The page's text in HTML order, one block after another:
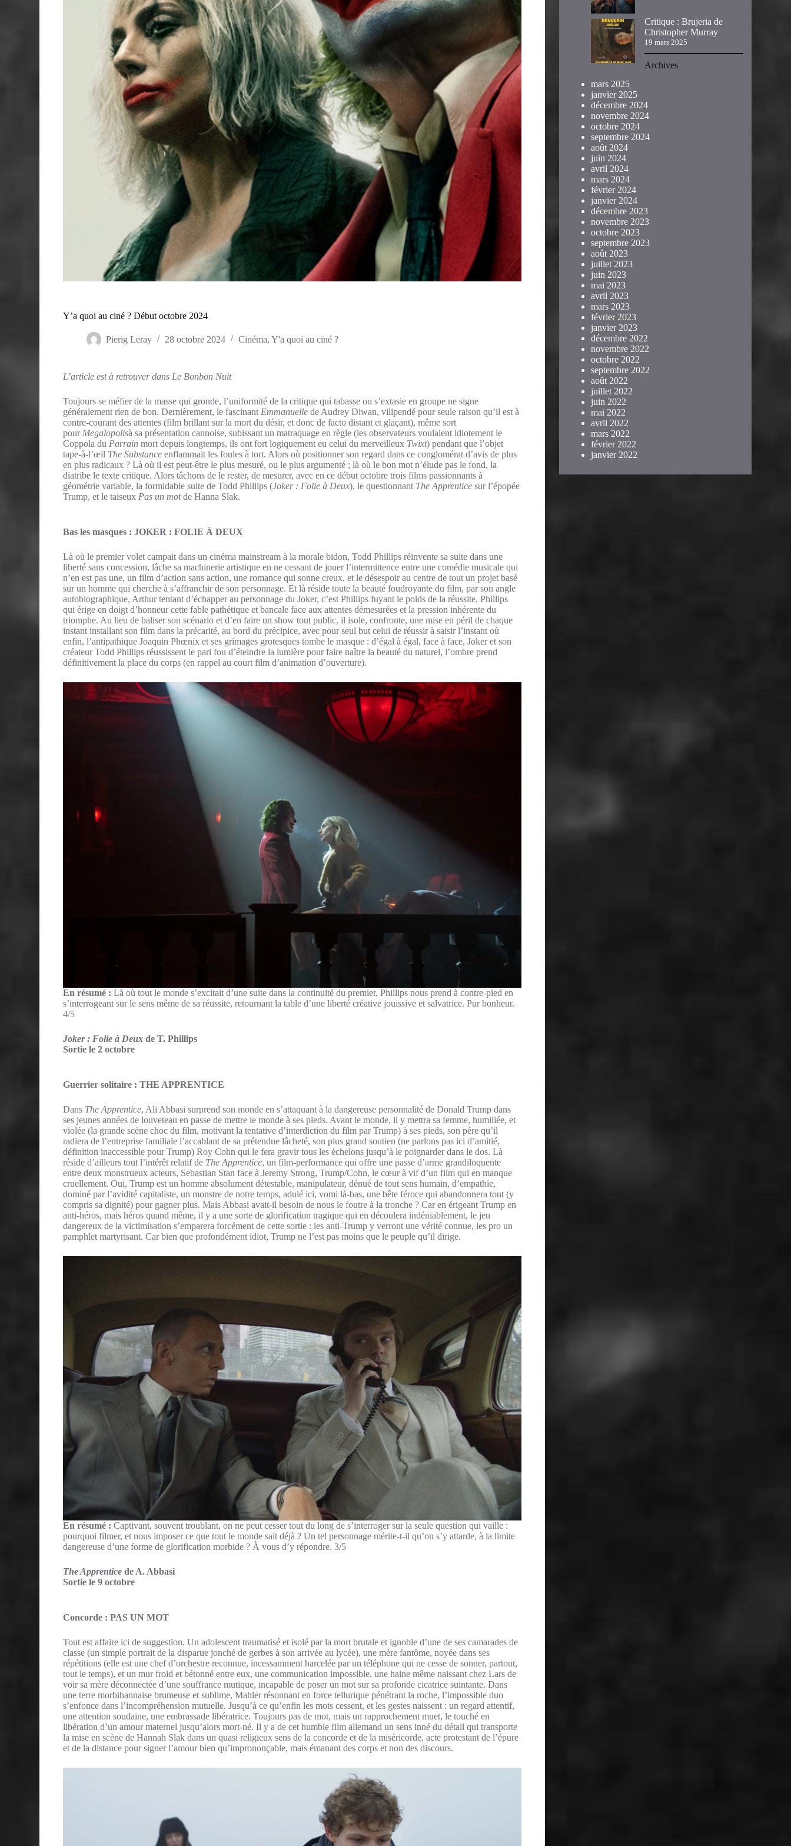
Y’a quoi au ciné ? Début octobre 2024
Pierig Leray 28 octobre 2024 Cinéma,Y'a quoi au ciné ?
L’article est à retrouver dans Le Bonbon Nuit
Toujours se méfier de la masse qui gronde, l’uniformité de la critique qui tabasse ou s’extasie en groupe ne signe
généralement rien de bon. Dernièrement, le fascinant Emmanuelle de Audrey Diwan, vilipendé pour seule raison qu’il est à
contre-courant des attentes (film brillant sur la mort du désir, et donc de facto distant et glaçant), même sort
pour Megalopolisà sa présentation cannoise, subissant un matraquage en règle (les observateurs voulaient idiotement le
Coppola du Parrain mort depuis longtemps, ils ont fort logiquement eu celui du merveilleux Twixt) pendant que l’objet
tape-à-l’œil The Substance enflammait les foules à tort. Alors où positionner son regard dans ce conglomérat d’avis de plus
en plus radicaux ? Là où il est peut-être le plus mesuré, ou le plus argumenté ; là où le bon mot n’élude pas le fond, la
diatribe le texte critique. Alors tâchons de le rester, de mesurer, avec en ce début octobre trois films passionnants à
géométrie variable, la formidable suite de Todd Phillips (Joker : Folie à Deux), le questionnant The Apprentice sur l’épopée
Trump, et le taiseux Pas un motde Hanna Slak.
Bas les masques : JOKER : FOLIE À DEUX
Là où le premier volet campait dans un cinéma mainstream à la morale bidon, Todd Phillips réinvente sa suite dans une
liberté sans concession, lâche sa machinerie artistique en ne cessant de jouer l’intermittence entre une comédie musicale qui
n’en est pas une, un film d’action sans action, une romance qui sonne creux, et le désespoir au centre de tout un projet basé
sur un homme qui cherche à s’affranchir de son personnage. Et là réside toute la beauté foudroyante du film, par son angle
autobiographique, Arthur tentant d’échapper au personnage du Joker, c’est Phillips fuyant le poids de la réussite, Phillips
qui érige en doigt d’honneur cette fable pathétique et bancale face aux attentes démesurées et la pression inhérente du
triomphe. Au lieu de baliser son scénario et d’en faire un show tout public, il isole, confronte, une mise en péril de chaque
instant installant son film dans la précarité, au bord du précipice, avec pour seul but celui de réussir à saisir l’instant où
enfin, l’antipathique Joaquin Phœnix et ses grimages grotesques tombe le masque : d’égal à égal, face à face, Joker et son
créateur Todd Phillips réussissent le pari fou d’éteindre la lumière pour faire naître la beauté du naturel, l’ombre prend
définitivement la place du corps (en rappel au court film d’animation d’ouverture).
En résumé : Là où tout le monde s’excitait d’une suite dans la continuité du premier, Phillips nous prend à contre-pied en
s’interrogeant sur le sens même de sa réussite, retournant la table d’une liberté créative jouissive et salvatrice. Pur bonheur.
4/5
Joker : Folie à Deux de T. Phillips
Sortie le 2 octobre
Guerrier solitaire : THE APPRENTICE
Dans The Apprentice, Ali Abbasi surprend son monde en s’attaquant à la dangereuse personnalité de Donald Trump dans
ses jeunes années de louveteau en passe de mettre le monde à ses pieds. Avant le monde, il y mettra sa femme, humiliée, et
violée (la grande scène choc du film, motivant la tentative d’interdiction du film par Trump) à ses pieds, son père qu’il
radiera de l’entreprise familiale l’accablant de sa prétendue lâcheté, son plus grand soutien (ne parlons pas ici d’amitié,
définition inaccessible pour Trump) Roy Cohn qui le fera gravir tous les échelons jusqu’à le poignarder dans le dos. Là
réside d’ailleurs tout l’intérêt relatif de The Apprentice, un film-performance qui offre une passe d’arme grandiloquente
entre deux monstrueux acteurs, Sebastian Stan face à Jeremy Strong, Trump/Cohn, le cœur à vif d’un film qui en manque
cruellement. Oui, Trump est un homme absolument détestable, manipulateur, dénué de tout sens humain, d’empathie,
dominé par l’avidité capitaliste, un monstre de notre temps, adulé ici, vomi là-bas, une bête féroce qui abandonnera tout (y
compris sa dignité) pour gagner plus. Mais Abbasi avait-il besoin de nous le foutre à la tronche ? Car en érigeant Trump en
anti-héros, mais héros quand même, il y a une sorte de glorification tragique qui en découlera indéniablement, le jeu
dangereux de la victimisation s’emparera forcément de cette sortie : les anti-Trump y verront une vérité connue, les pro un
pamphlet martyrisant. Car bien que profondément idiot, Trump ne l’est pas moins que le peuple qu’il dirige.
En résumé : Captivant, souvent troublant, on ne peut cesser tout du long de s’interroger sur la seule question qui vaille :
pourquoi filmer, et nous imposer ce que tout le monde sait déjà ? Un tel personnage mérite-t-il qu’on s’y attarde, à la limite
dangereuse d’une forme de glorification morbide ? À vous d’y répondre. 3/5
The Apprentice de A. Abbasi
Sortie le 9 octobre
Concorde : PAS UN MOT
Tout est affaire ici de suggestion. Un adolescent traumatisé et isolé par la mort brutale et ignoble d’une de ses camarades de
classe (un simple portrait de la disparue jonché de gerbes à son arrivée au lycée), une mère fantôme, noyée dans ses
répétitions (elle est une chef d’orchestre reconnue, incessamment harcelée par un téléphone qui ne cesse de sonner, partout,
tout le temps), et un mur froid et bétonné entre eux, une communication impossible, une haine même naissant chez Lars de
voir sa mère déconnectée d’une souffrance mutique, incapable de poser un mot sur sa profonde cicatrice suintante. Dans
une terre morbihannaise brumeuse et sublime, Mahler résonnant en force tellurique pénétrant la roche, l’impossible duo
s’enfonce dans l’incompréhension mutuelle. Jusqu’à ce qu’enfin les mots cessent, et les gestes naissent : un regard attentif,
une attention soudaine, une embrassade libératrice. Toujours pas de mot, mais un rapprochement muet, le touché en
libération d’un amour maternel jusqu’alors mort-né. Il y a de cet humble film allemand un sens inné du détail qui transporte
la mise en scène de Hannah Slak dans un quasi religieux sens de la concorde et de la miséricorde, acte protestant de l’épure
et de la distance pour signer l’amour bien qu’imprononçable, mais émanant des corps et non des discours.
Critique : Brujeria de
Christopher Murray
19 mars 2025
Archives
mars 2025
janvier 2025
décembre 2024
novembre 2024
octobre 2024
septembre 2024
août 2024
juin 2024
avril 2024
mars 2024
février 2024
janvier 2024
décembre 2023
novembre 2023
octobre 2023
septembre 2023
août 2023
juillet 2023
juin 2023
mai 2023
avril 2023
mars 2023
février 2023
janvier 2023
décembre 2022
novembre 2022
octobre 2022
septembre 2022
août 2022
juillet 2022
juin 2022
mai 2022
avril 2022
mars 2022
février 2022
janvier 2022